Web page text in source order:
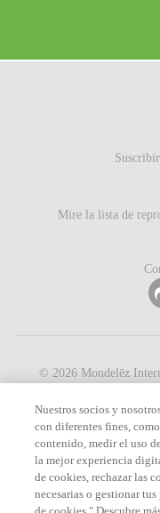
Mire la lista de
© 2026 Mondelēz
Nuestros socios y
con diferentes fines,
contenido, medir el uso
la mejor experiencia
de cookies, rechazar las
necesarias o gestionar